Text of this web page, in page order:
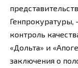
Генпрокуратуры,
контроль
«Дольта» и
заключения о